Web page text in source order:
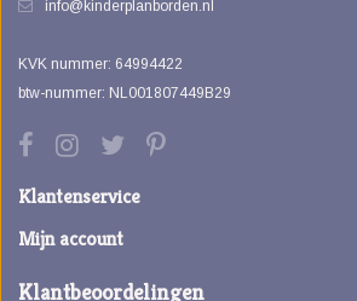
info@kinderplanborden.nl
KVK nummer: 64994422
btw-nummer: NL001807449B29
Klantenservice
Mijn account
Klantbeoordelingen